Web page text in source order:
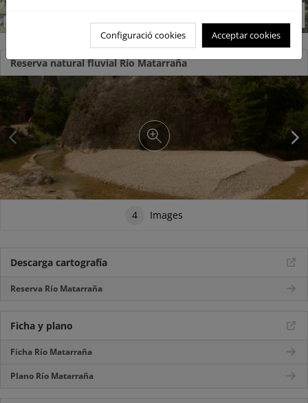
Reserva natural fluvial Río Matarraña
4 Images
Descarga cartografía
Reserva Río Matarraña
Ficha y plano
Ficha Río Matarraña
Plano Río Matarraña
Configuració cookies Acceptar cookies